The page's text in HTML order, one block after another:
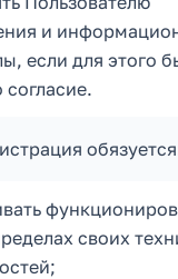
и
если для этого
согласие.
своих